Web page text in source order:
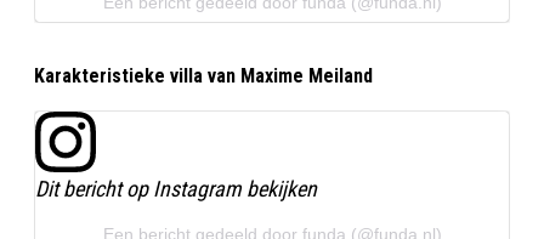
Karakteristieke villa van Maxime Meiland
Dit bericht op Instagram bekijken
Een bericht gedeeld door funda (@funda.nl)